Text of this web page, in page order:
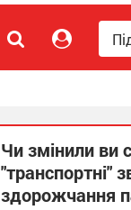
Чи змінили ви
"транспортні"
здорожчання